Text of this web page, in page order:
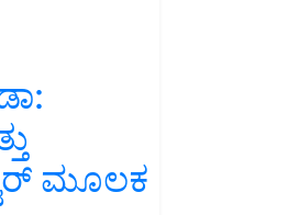
ಮೂಲಕ